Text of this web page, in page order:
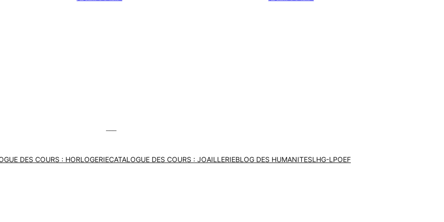
DES COURS : HORLOGERIECATALOGUE DES COURS : JOAILLERIEBLOG DES HUMANITESLHG-LPOEF